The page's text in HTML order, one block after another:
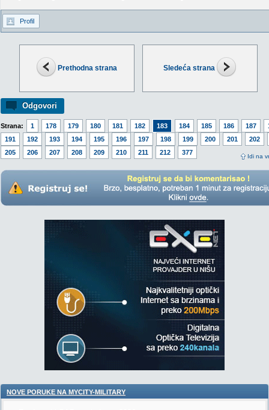
Prethodna strana Sledeća strana
Odgovori
Strana: 1 178 179 180 181 182 183 184 185 186 187
191
192 193 194 195 196 197 198 199 200 201
202
205
206 207 208 209 210 211 212 377
Idi na
Profil
NOVE PORUKE NA MYCITY-MILITARY